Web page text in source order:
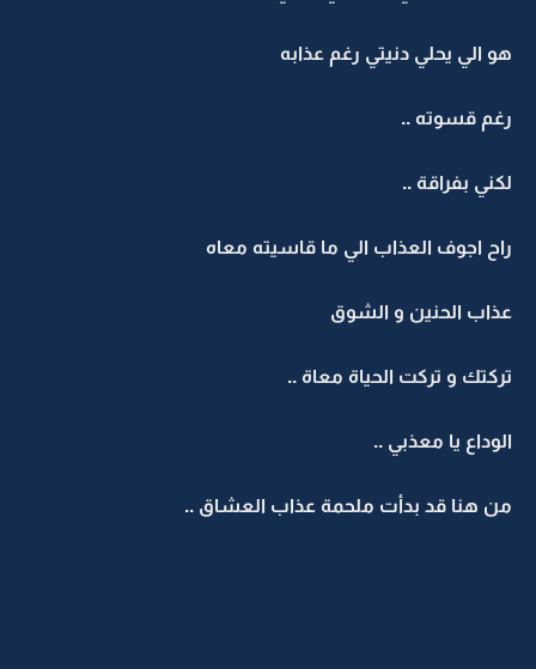
هو الي يحلي دنيتي رغم عذابه
رغم قسوته ..
لكني بفراقة ..
راح اجوف العذاب الي ما قاسيته معاه
عذاب الحنين و الشوق
تركتك و تركت الحياة معاة ..
الوداع يا معذبي ..
من هنا قد بدأت ملحمة عذاب العشاق ..